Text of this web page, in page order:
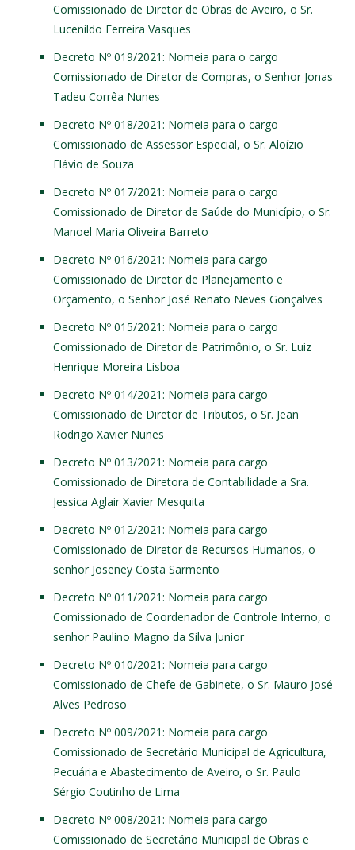
Comissionado de Diretor de Obras de Aveiro, o Sr.
Lucenildo Ferreira Vasques
Decreto Nº 019/2021: Nomeia para o cargo
Comissionado de Diretor de Compras, o Senhor Jonas
Tadeu Corrêa Nunes
Decreto Nº 018/2021: Nomeia para o cargo
Comissionado de Assessor Especial, o Sr. Aloízio
Flávio de Souza
Decreto Nº 017/2021: Nomeia para o cargo
Comissionado de Diretor de Saúde do Município, o Sr.
Manoel Maria Oliveira Barreto
Decreto Nº 016/2021: Nomeia para cargo
Comissionado de Diretor de Planejamento e
Orçamento, o Senhor José Renato Neves Gonçalves
Decreto Nº 015/2021: Nomeia para o cargo
Comissionado de Diretor de Patrimônio, o Sr. Luiz
Henrique Moreira Lisboa
Decreto Nº 014/2021: Nomeia para cargo
Comissionado de Diretor de Tributos, o Sr. Jean
Rodrigo Xavier Nunes
Decreto Nº 013/2021: Nomeia para cargo
Comissionado de Diretora de Contabilidade a Sra.
Jessica Aglair Xavier Mesquita
Decreto Nº 012/2021: Nomeia para cargo
Comissionado de Diretor de Recursos Humanos, o
senhor Joseney Costa Sarmento
Decreto Nº 011/2021: Nomeia para cargo
Comissionado de Coordenador de Controle Interno, o
senhor Paulino Magno da Silva Junior
Decreto Nº 010/2021: Nomeia para cargo
Comissionado de Chefe de Gabinete, o Sr. Mauro José
Alves Pedroso
Decreto Nº 009/2021: Nomeia para cargo
Comissionado de Secretário Municipal de Agricultura,
Pecuária e Abastecimento de Aveiro, o Sr. Paulo
Sérgio Coutinho de Lima
Decreto Nº 008/2021: Nomeia para cargo
Comissionado de Secretário Municipal de Obras e